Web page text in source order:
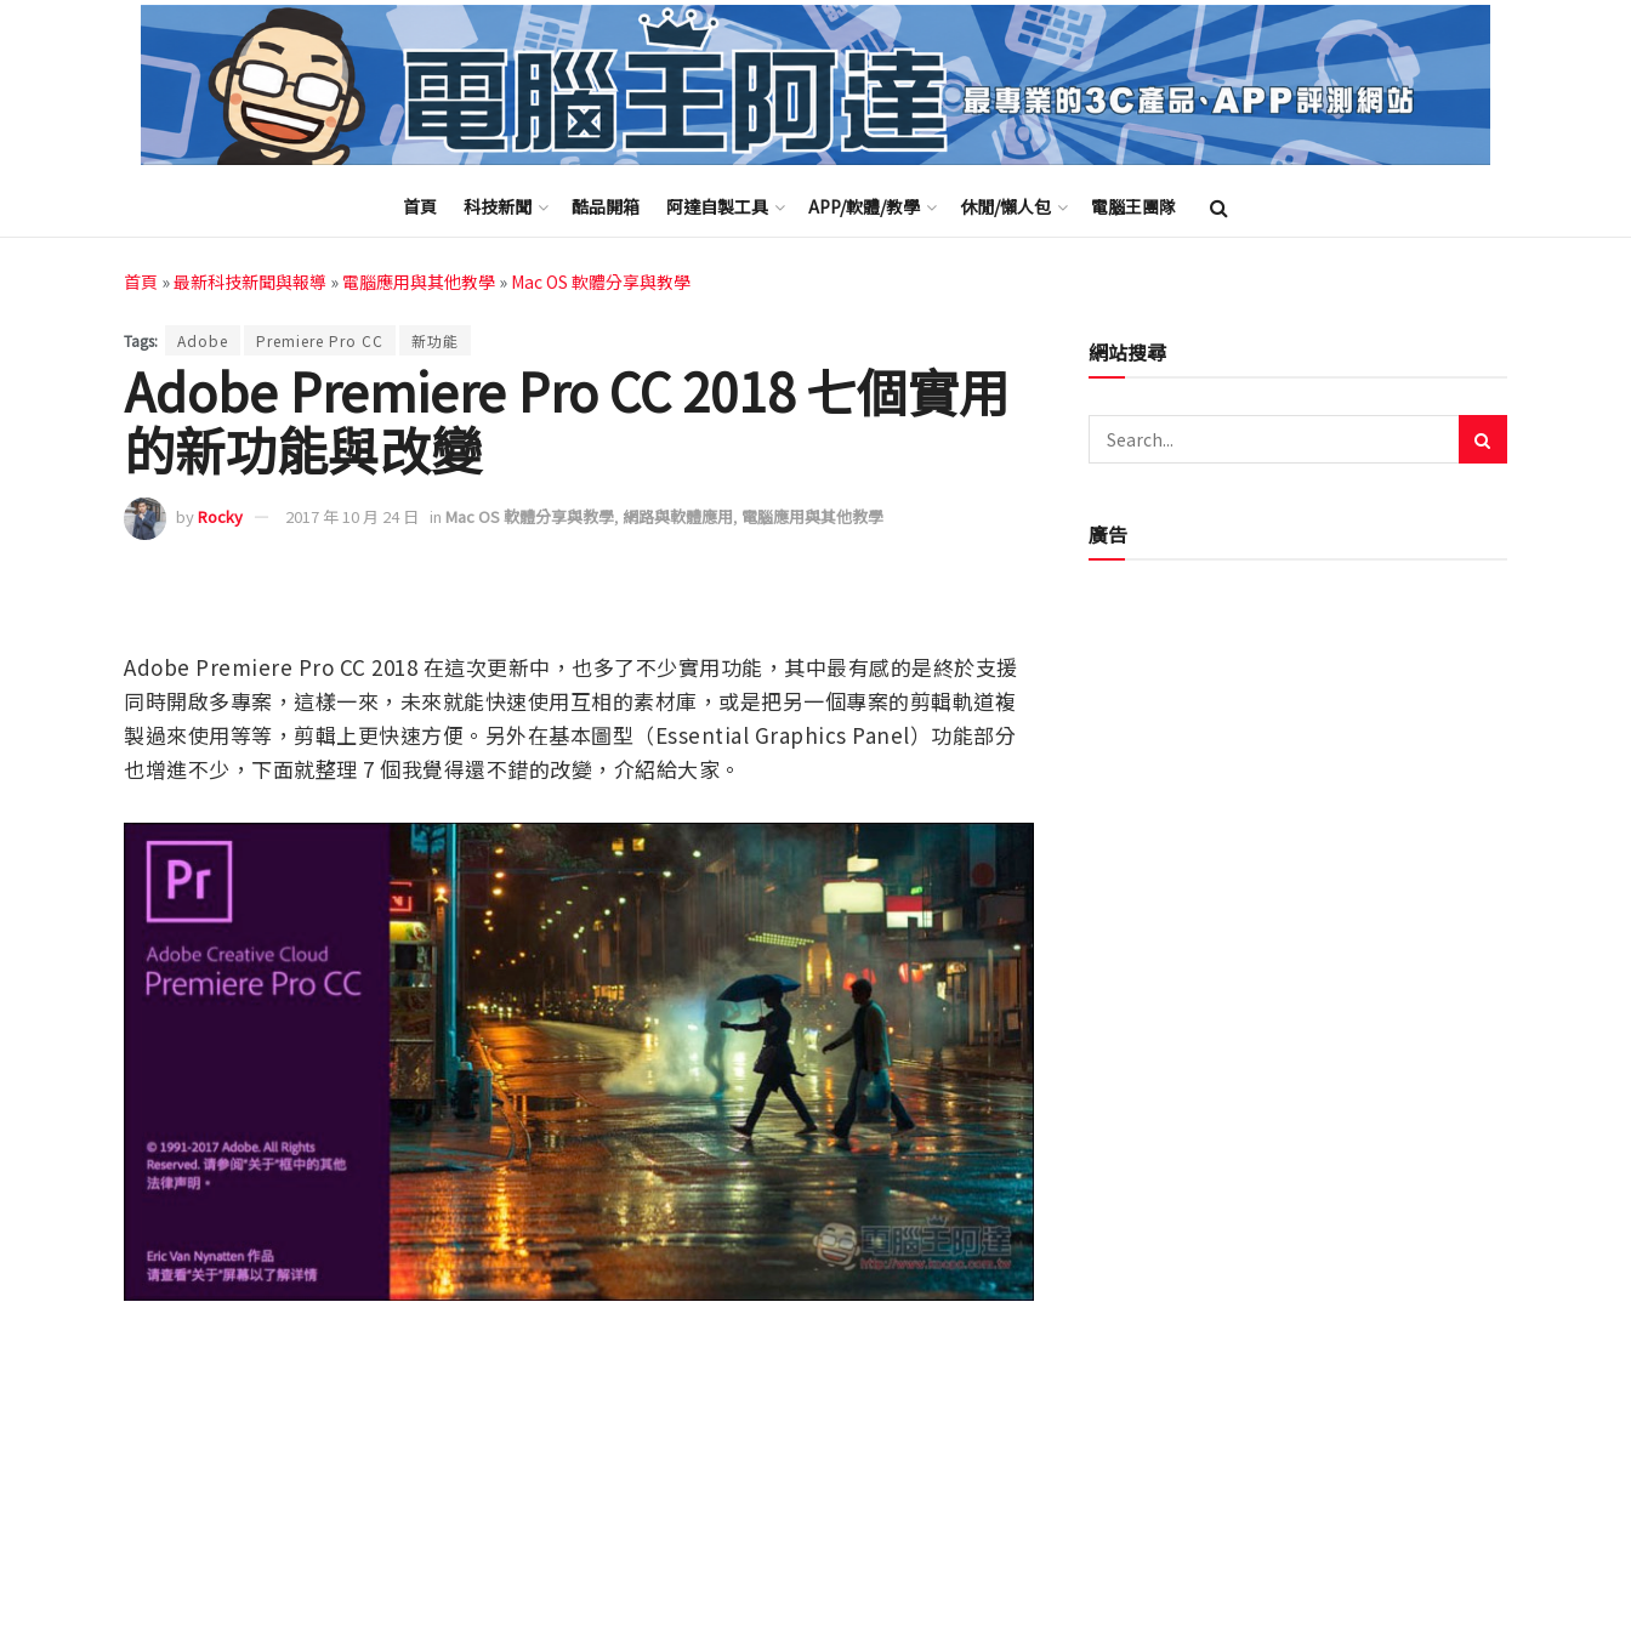
首頁 科技新聞 酷品開箱 阿達自製工具 APP/軟體/教學 休閒/懶人包 電腦王團隊
首頁 »最新科技新聞與報導 » 電腦應用與其他教學 » Mac OS 軟體分享與教學
Tags: Adobe Premiere Pro CC 新功能
Adobe Premiere Pro CC 2018 七個實用
的新功能與改變
byRocky 2017 年 10 月 24 日 in Mac OS 軟體分享與教學, 網路與軟體應用, 電腦應用與其他教學
Adobe Premiere Pro CC 2018 在這次更新中，也多了不少實用功能，其中最有感的是終於支援
同時開啟多專案，這樣一來，未來就能快速使用互相的素材庫，或是把另一個專案的剪輯軌道複
製過來使用等等，剪輯上更快速方便。另外在基本圖型（Essential Graphics Panel）功能部分
也增進不少，下面就整理 7 個我覺得還不錯的改變，介紹給大家。
網站搜尋
廣告